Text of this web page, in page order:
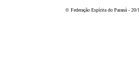
© Federação Espírita do Paraná - 20/